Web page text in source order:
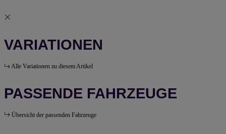
VARIATIONEN
Alle Variationen zu diesem Artikel
PASSENDE FAHRZEUGE
Übersicht der passenden Fahrzeuge